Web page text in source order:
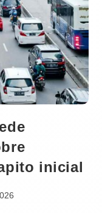
inicial